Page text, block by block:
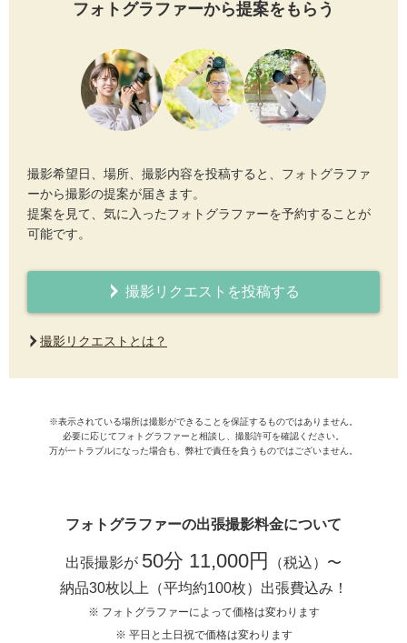
フォトグラファーから提案をもらう
撮影希望日、場所、撮影内容を投稿すると、フォトグラファ
ーから撮影の提案が届きます。
提案を見て、気に入ったフォトグラファーを予約することが
可能です。
撮影リクエストを投稿する
撮影リクエストとは？
※表示されている場所は撮影ができることを保証するものではありません。
必要に応じてフォトグラファーと相談し、撮影許可を確認ください。
万が一トラブルになった場合も、弊社で責任を負うものではございません。
フォトグラファーの出張撮影料金について
出張撮影が 50分 11,000円
（税込）〜
納品30枚以上（平均約100枚）出張費込み！
※ フォトグラファーによって価格は変わります
※ 平日と土日祝で価格は変わります